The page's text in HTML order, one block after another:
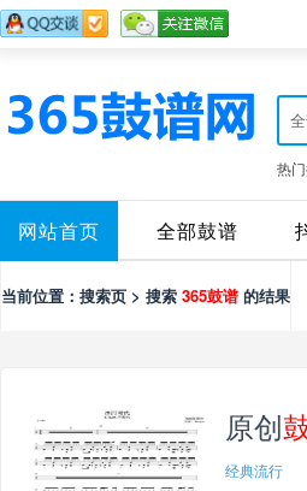
热门
网站首页 全部鼓谱
当前位置：搜索页 > 搜索 365鼓谱 的结果
原创
经典流行